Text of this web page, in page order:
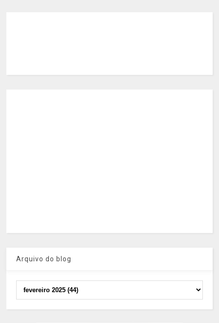
Arquivo do blog